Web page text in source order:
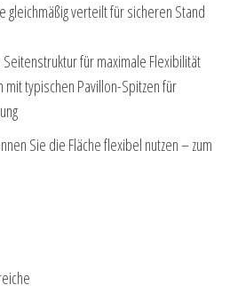
verteilt für sicheren Stand
Seitenstruktur für maximale Flexibilität
mit typischen Pavillon-Spitzen für
Sie die Fläche flexibel nutzen – zum